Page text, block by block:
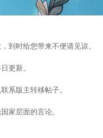
到时给您带来不便请见谅。
更新。
系版主转移帖子。
家层面的言论。